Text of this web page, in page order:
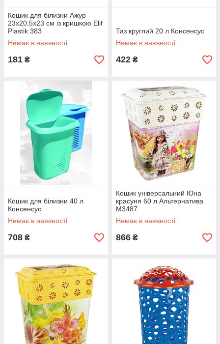
Кошик для білизни Ажур
23х20,5х23 см із кришкою Elif
Plastik 383
Немає в наявності
181 ₴
Таз круглий 20 л Консенсус
Немає в наявності
422 ₴
Кошик для білизни 40 л
Консенсус
Немає в наявності
708 ₴
Кошик універсальний Юна
красуня 60 л Альтернатива
М3487
Немає в наявності
866 ₴